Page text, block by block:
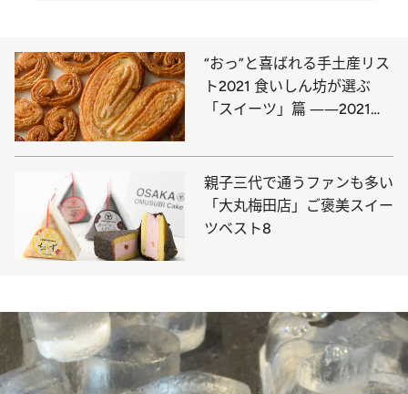
“おっ”と喜ばれる手土産リス
ト2021 食いしん坊が選ぶ
「スイーツ」篇 ――2021年
親子三代で通うファンも多い
「大丸梅田店」ご褒美スイー
ツベスト8